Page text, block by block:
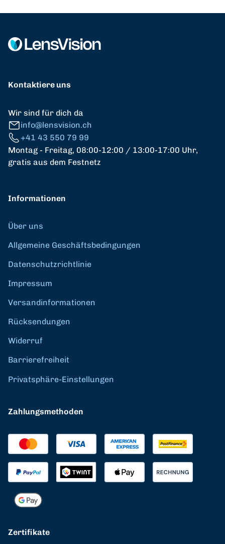
Kontaktiere uns
Wir sind für dich da
info@lensvision.ch
+41 43 550 79 99
Montag - Freitag, 08:00-12:00 / 13:00-17:00 Uhr,
gratis aus dem Festnetz
Informationen
Über uns
Allgemeine Geschäftsbedingungen
Datenschutzrichtlinie
Impressum
Versandinformationen
Rücksendungen
Widerruf
Barrierefreiheit
Privatsphäre-Einstellungen
Zahlungsmethoden
Zertifikate